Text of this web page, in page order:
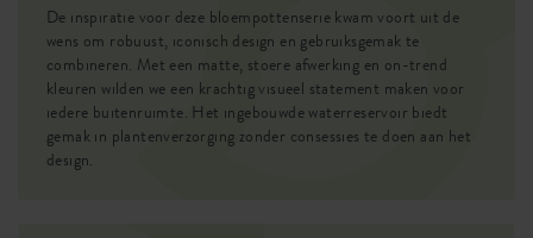
De inspiratie voor deze bloempottenserie kwam voort uit de
wens om robuust, iconisch design en gebruiksgemak te
combineren. Met een matte, stoere afwerking en on-trend
kleuren wilden we een krachtig visueel statement maken voor
iedere buitenruimte. Het ingebouwde waterreservoir biedt
gemak in plantenverzorging zonder consessies te doen aan het
design.